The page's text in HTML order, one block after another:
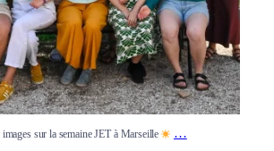
images sur la semaine JET à Marseille …